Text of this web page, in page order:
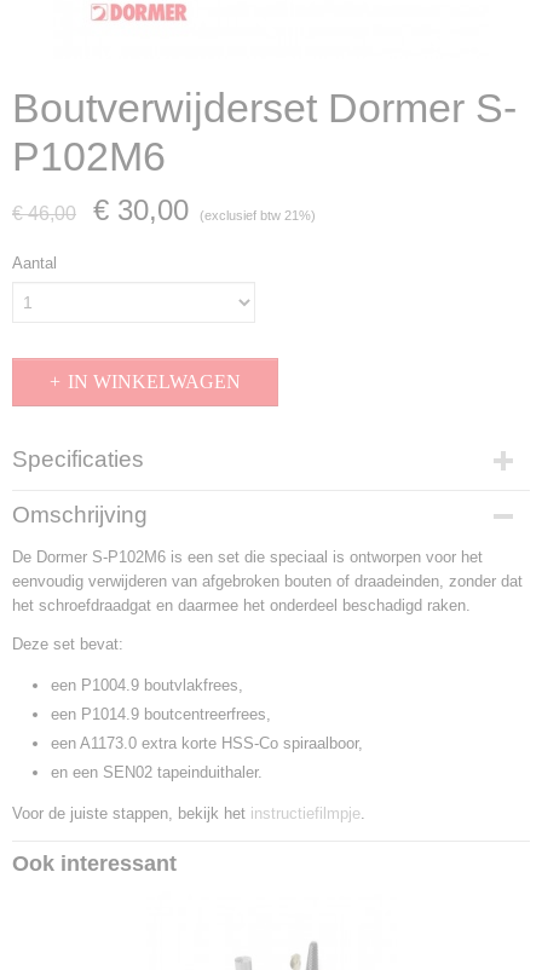
Boutverwijderset Dormer S-
P102M6
€ 46,00 € 30,00 (exclusief btw 21%)
Aantal
IN WINKELWAGEN
Specificaties
Productcode
S-P102M6
EAN code
8717677080588
Productcode leverancier
S-P102M6
Omschrijving
De Dormer S-P102M6 is een set die speciaal is ontworpen voor het
eenvoudig verwijderen van afgebroken bouten of draadeinden, zonder dat
het schroefdraadgat en daarmee het onderdeel beschadigd raken.
Deze set bevat:
een P1004.9 boutvlakfrees,
een P1014.9 boutcentreerfrees,
een A1173.0 extra korte HSS-Co spiraalboor,
en een SEN02 tapeinduithaler.
Voor de juiste stappen, bekijk het instructiefilmpje.
Ook interessant